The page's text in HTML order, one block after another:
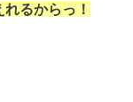
るからっ！